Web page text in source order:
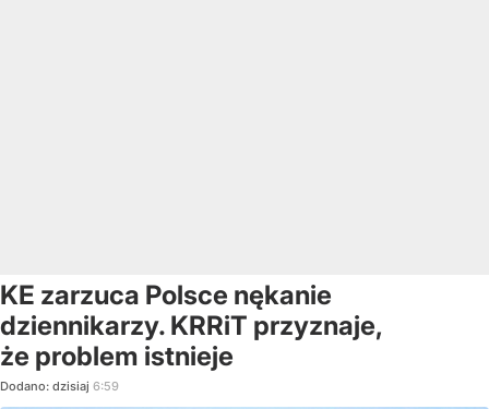
KE zarzuca Polsce nękanie
dziennikarzy. KRRiT przyznaje,
że problem istnieje
Dodano: dzisiaj 6:59